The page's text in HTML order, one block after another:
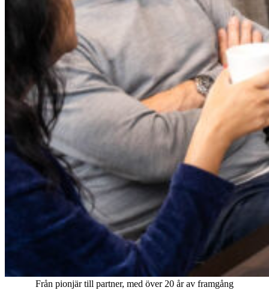
Från pionjär till partner, med över 20 år av framgång